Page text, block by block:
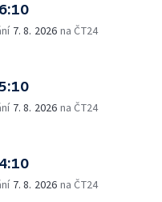
7. 8. 2026 na ČT24
7. 8. 2026 na ČT24
7. 8. 2026 na ČT24